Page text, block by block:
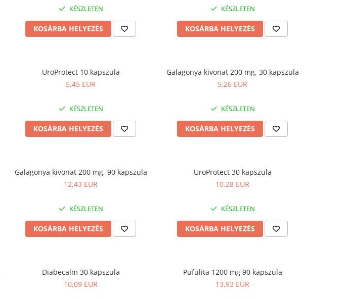
KÉSZLETEN
KOSÁRBA HELYEZÉS
KÉSZLETEN
KOSÁRBA HELYEZÉS
UroProtect 10 kapszula
5,45 EUR
KÉSZLETEN
KOSÁRBA HELYEZÉS
Galagonya kivonat 200 mg, 30 kapszula
5,26 EUR
KÉSZLETEN
KOSÁRBA HELYEZÉS
Galagonya kivonat 200 mg, 90 kapszula
12,43 EUR
KÉSZLETEN
KOSÁRBA HELYEZÉS
UroProtect 30 kapszula
10,28 EUR
KÉSZLETEN
KOSÁRBA HELYEZÉS
Diabecalm 30 kapszula
10,09 EUR
Pufulita 1200 mg 90 kapszula
13,93 EUR